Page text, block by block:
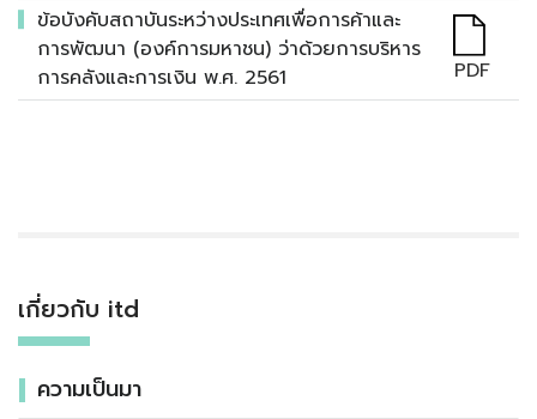
ข้อบังคับสถาบันระหว่างประเทศเพื่อการค้าและ
การพัฒนา (องค์การมหาชน) ว่าด้วยการบริหาร
การคลังและการเงิน พ.ศ. 2561
PDF
เกี่ยวกับ itd
ความเป็นมา